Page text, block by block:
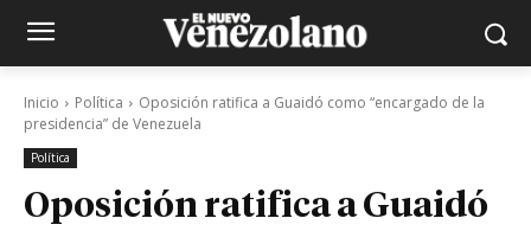
Inicio Política
Oposición ratifica a Guaidó como “encargado de la
presidencia” de Venezuela
Política
Oposición ratifica a Guaidó